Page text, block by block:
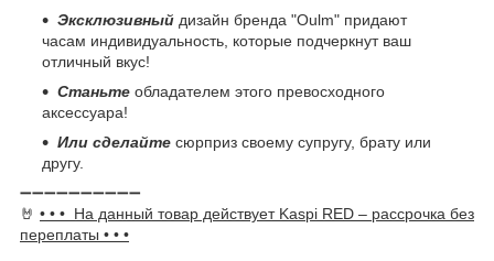
Эксклюзивный дизайн бренда "Oulm" придают
часам индивидуальность, которые подчеркнут ваш
отличный вкус!
Станьте обладателем этого превосходного
аксессуара!
Или сделайте сюрприз своему супругу, брату или
другу.
➖➖➖➖➖➖➖➖➖➖
🤘 • • • На данный товар действует Kaspi RED – рассрочка без
переплаты • • •